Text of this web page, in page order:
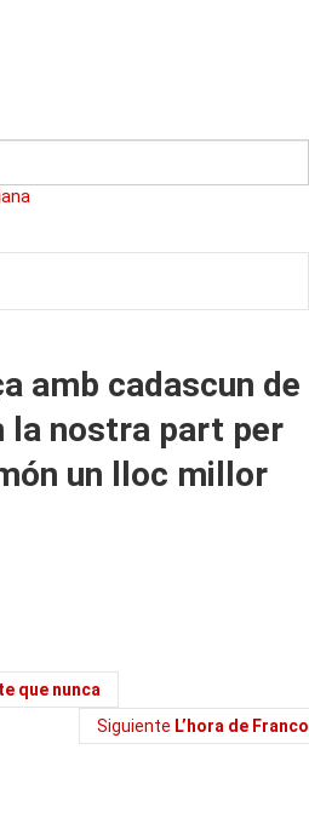
amb cadascun de
la nostra part per
un lloc millor
que nunca
Siguiente L’hora de Franco